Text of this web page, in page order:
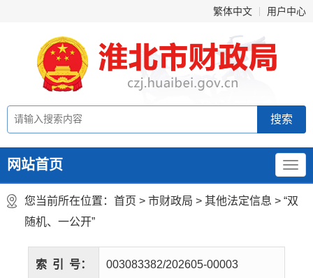
繁体中文 用户中心
网站首页
您当前所在位置： 首页 > 市财政局 > 其他法定信息 > “双
随机、一公开”
索 引 号： 003083382/202605-00003